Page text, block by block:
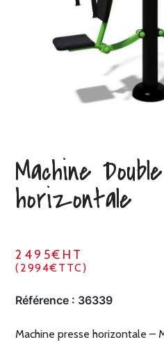
Machine
horizontale
2495€HT
(2994€TTC)
Référence : 36339
Machine presse horizontale –